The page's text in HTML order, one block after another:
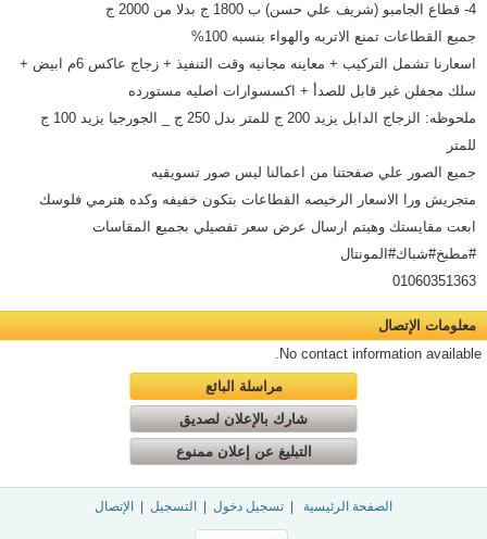
4- قطاع الجامبو (شريف علي حسن) ب 1800 ج بدلا من 2000 ج
جميع القطاعات تمنع الاتربه والهواء بنسبه 100%
اسعارنا تشمل التركيب + معاينه مجانيه وقت التنفيذ + زجاج عاكس 6م ابيض +
سلك مجفلن غير قابل للصدأ + اكسسوارات اصليه مستورده
ملحوظه: الزجاج الدابل يزيد 200 ج للمتر بدل 250 ج _ الجورجيا يزيد 100 ج
للمتر
جميع الصور علي صفحتنا من اعمالنا ليس صور تسويقيه
متجريش ورا الاسعار الرخيصه القطاعات بتكون خفيفه وكده هترمي فلوسك
ابعت مقايستك وهيتم ارسال عرض سعر تفصيلي بجميع المقاسات
#مطبخ#شباك#المونتال
01060351363
معلومات الإتصال
No contact information available.
مراسلة البائع
شارك بالإعلان لصديق
التبليغ عن إعلان ممنوع
الصفحة الرئيسية تسجيل دخول التسجيل الإتصال